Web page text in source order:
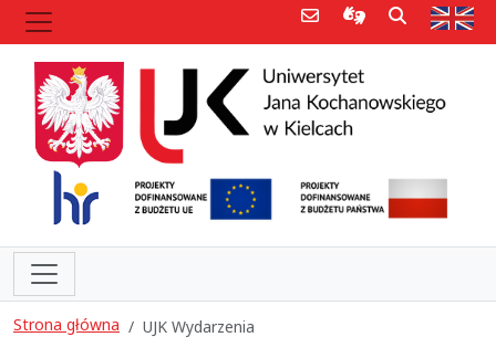
Poczta e-mailInformacje dla
Szukaj
Strona główna UJK Wydarzenia